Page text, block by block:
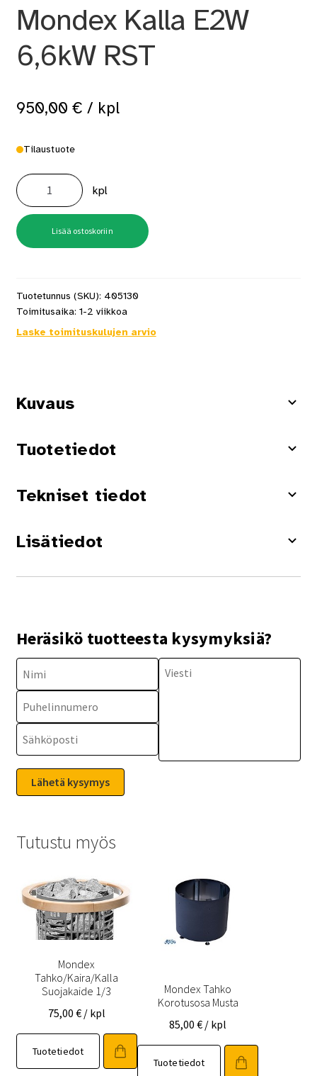
Mondex Kalla E2W
6,6kW RST
950,00 € / kpl
Tilaustuote
Mondex
Kalla
E2W
6,6kW
RST
määrä
kpl
Lisää ostoskoriin
Tuotetunnus (SKU): 405130
Toimitusaika: 1-2 viikkoa
Laske toimituskulujen arvio
Kuvaus
Tuotetiedot
Tekniset tiedot
Lisätiedot
Heräsikö tuotteesta kysymyksiä?
Tutustu myös
Mondex
Tahko/Kaira/Kalla
Suojakaide 1/3
75,00 € / kpl
Tuotetiedot
Mondex Tahko
Korotusosa Musta
85,00€ / kpl
Tuotetiedot